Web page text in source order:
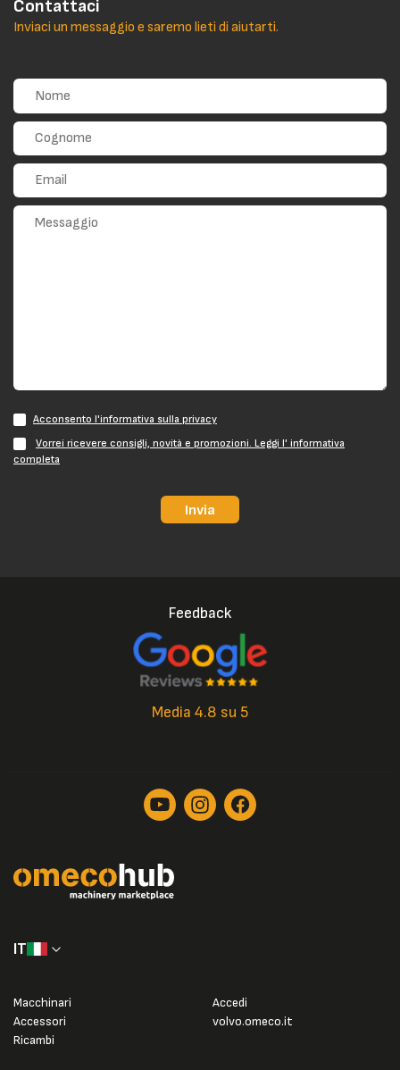
Contattaci
Inviaci un messaggio e saremo lieti di aiutarti.
Acconsento l'informativa sulla privacy
Vorrei ricevere consigli, novità e promozioni. Leggi l' informativa
completa
Invia
Feedback
Media 4.8 su 5
IT
Macchinari
Accessori
Ricambi
Accedi
volvo.omeco.it